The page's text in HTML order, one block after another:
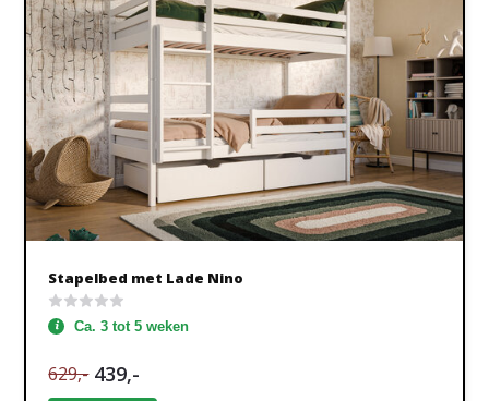
Stapelbed met Lade Nino
Ca. 3 tot 5 weken
629,- 439,-